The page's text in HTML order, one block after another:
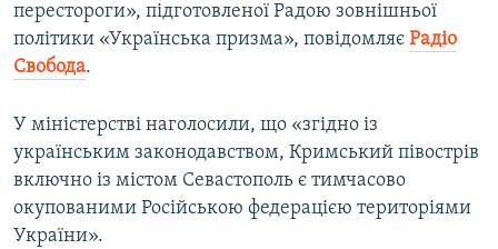
перестороги», підготовленої Радою зовнішньої
політики «Українська призма», повідомляє Радіо
Свобода.
У міністерстві наголосили, що «згідно із
українським законодавством, Кримський півострів
включно із містом Севастополь є тимчасово
окупованими Російською федерацією територіями
України».